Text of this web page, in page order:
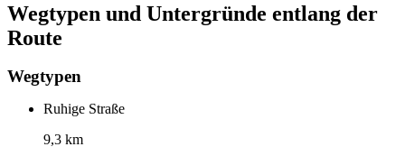
Wegtypen und Untergründe entlang der
Route
Wegtypen
Ruhige Straße
9,3 km